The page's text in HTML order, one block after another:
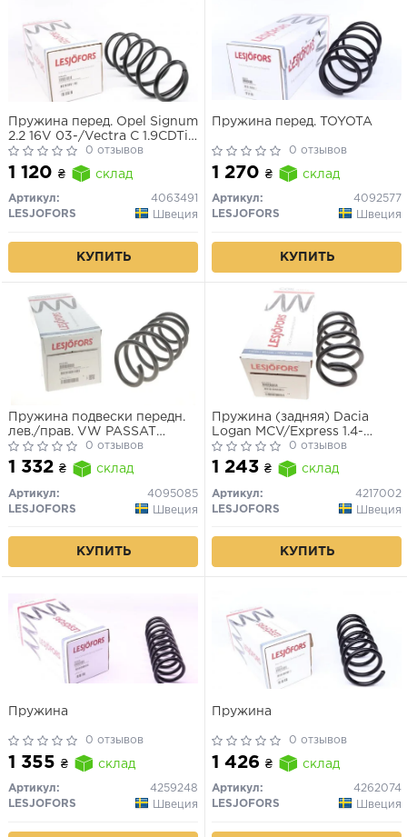
Пружина перед. Opel Signum
2.2 16V 03-/Vectra C 1.9CDTi
04-
0 отзывов
1 120 ₴ склад
Артикул:
4063491
LESJOFORS
Швеция
КУПИТЬ
Пружина перед. TOYOTA
0 отзывов
1 270 ₴ склад
Артикул:
4092577
LESJOFORS
Швеция
КУПИТЬ
Пружина подвески передн.
лев./прав. VW PASSAT
2.0FSI 09.05-11.00
0 отзывов
1 332 ₴ склад
Артикул:
4095085
LESJOFORS
Швеция
КУПИТЬ
Пружина (задняя) Dacia
Logan MCV/Express 1.4-
1.6/1.5dCi 07- (фургон/
универсал)
0 отзывов
1 243 ₴ склад
Артикул:
4217002
LESJOFORS
Швеция
КУПИТЬ
Пружина
0 отзывов
1 355 ₴ склад
Артикул:
4259248
LESJOFORS
Швеция
Пружина
0 отзывов
1 426 ₴ склад
Артикул:
4262074
LESJOFORS
Швеция